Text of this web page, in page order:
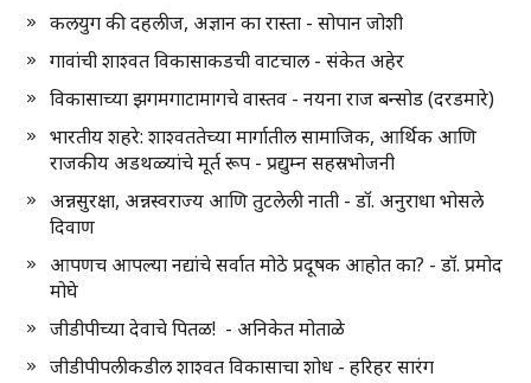
कलयुग की दहलीज, अज्ञान का रास्ता - सोपान जोशी
गावांची शाश्वत विकासाकडची वाटचाल - संकेत अहेर
विकासाच्या झगमगाटामागचे वास्तव - नयना राज बन्सोड (दरडमारे)
भारतीय शहरे: शाश्वततेच्या मार्गातील सामाजिक, आर्थिक आणि
राजकीय अडथळ्यांचे मूर्त रूप - प्रद्युम्न सहस्रभोजनी
अन्नसुरक्षा, अन्नस्वराज्य आणि तुटलेली नाती - डॉ. अनुराधा भोसले
दिवाण
आपणच आपल्या नद्यांचे सर्वात मोठे प्रदूषक आहोत का? - डॉ. प्रमोद
मोघे
जीडीपीच्या देवाचे पितळ! - अनिकेत मोताळे
जीडीपीपलीकडील शाश्वत विकासाचा शोध - हरिहर सारंग